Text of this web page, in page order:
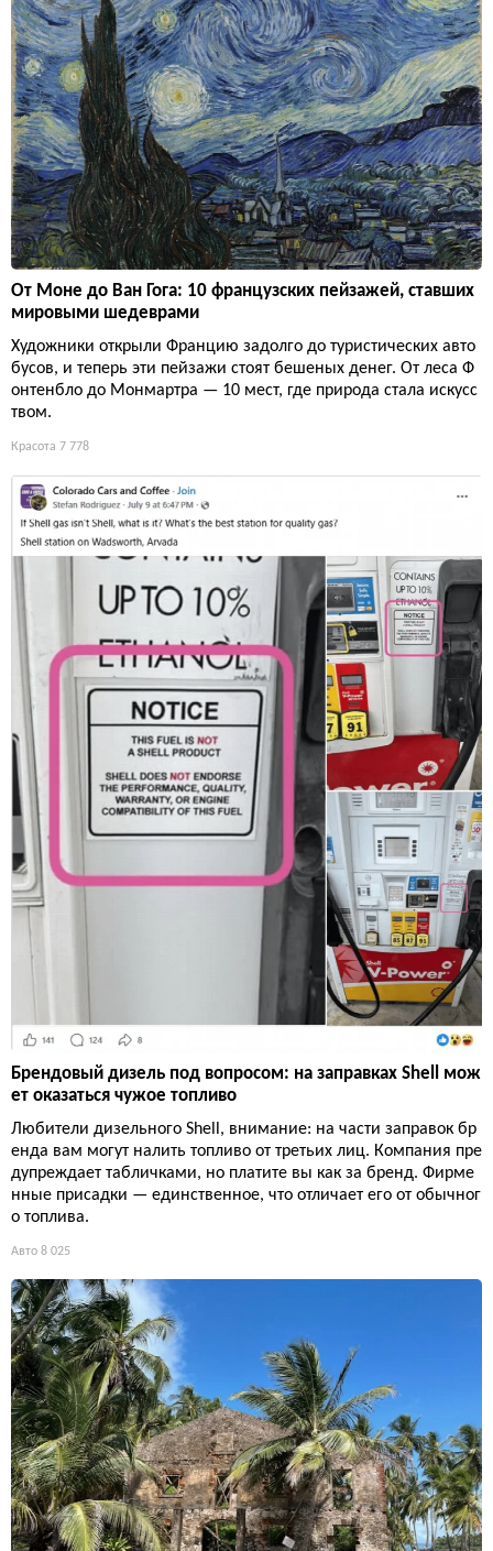
От Моне до Ван Гога: 10 французских пейзажей, ставших
мировыми шедеврами
Художники открыли Францию задолго до туристических авто
бусов, и теперь эти пейзажи стоят бешеных денег. От леса Ф
онтенбло до Монмартра — 10 мест, где природа стала искусс
твом.
Красота 7 778
Брендовый дизель под вопросом: на заправках Shell мож
ет оказаться чужое топливо
Любители дизельного Shell, внимание: на части заправок бр
енда вам могут налить топливо от третьих лиц. Компания пре
дупреждает табличками, но платите вы как за бренд. Фирме
нные присадки — единственное, что отличает его от обычног
о топлива.
Авто 8 025